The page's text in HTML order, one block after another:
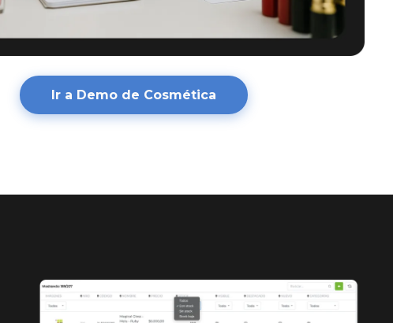
Ir a Demo de Cosmética